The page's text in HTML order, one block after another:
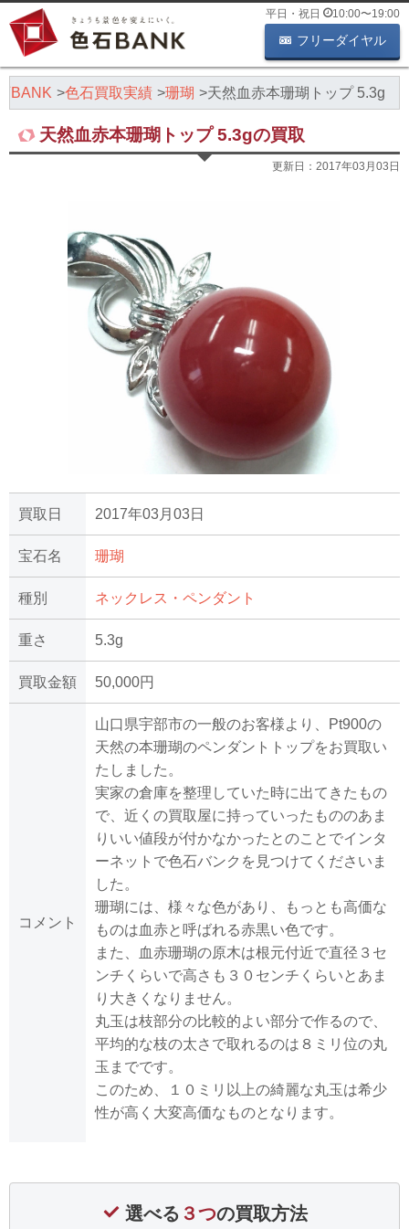
平日・祝日 10:00〜19:00
フリーダイヤル
BANK 色石買取実績 珊瑚 天然血赤本珊瑚トップ 5.3g
天然血赤本珊瑚トップ 5.3gの買取
更新日： 2017年03月03日
買取日 2017年03月03日
宝石名 珊瑚
種別 ネックレス・ペンダント
重さ 5.3g
買取金額 50,000円
コメント
山口県宇部市の一般のお客様より、Pt900の
天然の本珊瑚のペンダントトップをお買取い
たしました。
実家の倉庫を整理していた時に出てきたもの
で、近くの買取屋に持っていったもののあま
りいい値段が付かなかったとのことでインタ
ーネットで色石バンクを見つけてくださいま
した。
珊瑚には、様々な色があり、もっとも高価な
ものは血赤と呼ばれる赤黒い色です。
また、血赤珊瑚の原木は根元付近で直径３セ
ンチくらいで高さも３０センチくらいとあま
り大きくなりません。
丸玉は枝部分の比較的よい部分で作るので、
平均的な枝の太さで取れるのは８ミリ位の丸
玉までです。
このため、１０ミリ以上の綺麗な丸玉は希少
性が高く大変高価なものとなります。
選べる ３つの買取方法